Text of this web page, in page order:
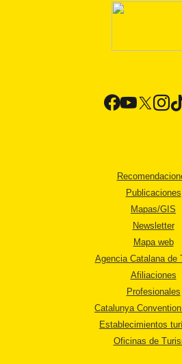
Publicaciones
Mapas/GIS
Newsletter
Mapa web
Agencia Catalana de
Afiliaciones
Profesionales
Catalunya
Establecimientos
Oficinas de